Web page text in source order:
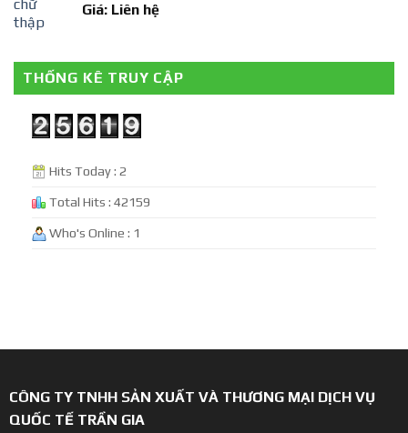
Giá: Liên hệ
THỐNG KÊ TRUY CẬP
Hits Today : 2
Total Hits : 42159
Who's Online : 1
CÔNG TY TNHH SẢN XUẤT VÀ THƯƠNG MẠI DỊCH VỤ
QUỐC TẾ TRẦN GIA